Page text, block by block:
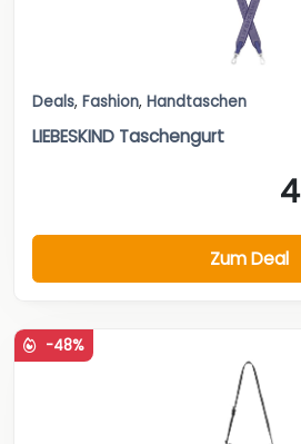
Deals, Fashion, Handtaschen
LIEBESKIND Taschengurt
Zum Deal
-48%